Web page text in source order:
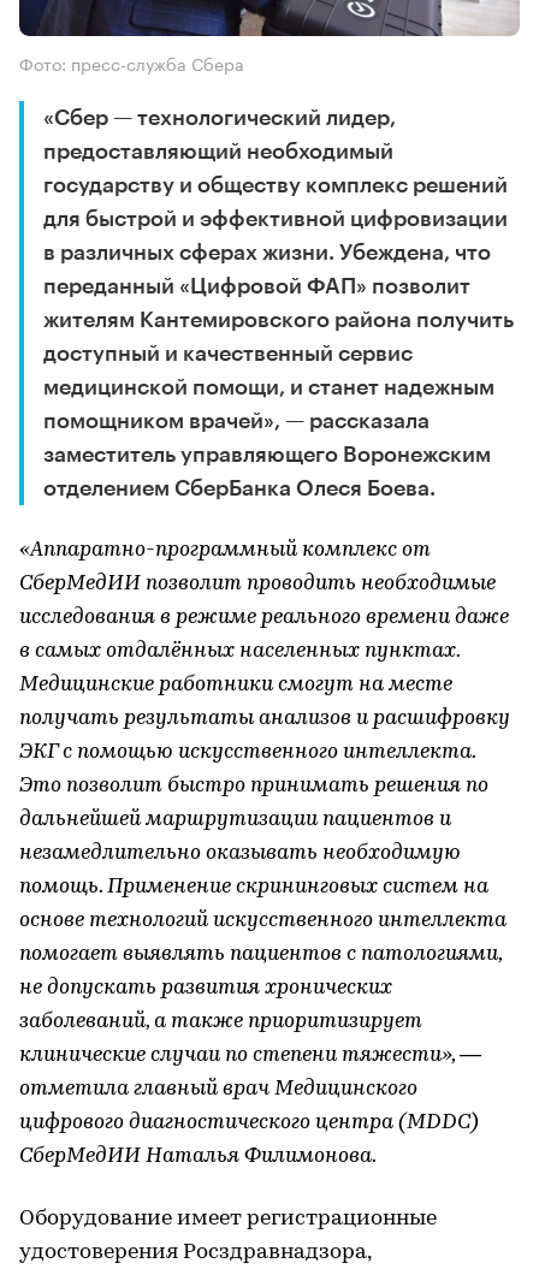
Фото: пресс-служба Сбера
«Сбер — технологический лидер,
предоставляющий необходимый
государству и обществу комплекс решений
для быстрой и эффективной цифровизации
в различных сферах жизни. Убеждена, что
переданный «Цифровой ФАП» позволит
жителям Кантемировского района получить
доступный и качественный сервис
медицинской помощи, и станет надежным
помощником врачей», — рассказала
заместитель управляющего Воронежским
отделением СберБанка Олеся Боева.
«Аппаратно-программный комплекс от
СберМедИИ позволит проводить необходимые
исследования в режиме реального времени даже
в самых отдалённых населенных пунктах.
Медицинские работники смогут на месте
получать результаты анализов и расшифровку
ЭКГ с помощью искусственного интеллекта.
Это позволит быстро принимать решения по
дальнейшей маршрутизации пациентов и
незамедлительно оказывать необходимую
помощь. Применение скрининговых систем на
основе технологий искусственного интеллекта
помогает выявлять пациентов с патологиями,
не допускать развития хронических
заболеваний, а также приоритизирует
клинические случаи по степени тяжести», —
отметила главный врач Медицинского
цифрового диагностического центра (MDDC)
СберМедИИ Наталья Филимонова.
Оборудование имеет регистрационные
удостоверения Росздравнадзора,